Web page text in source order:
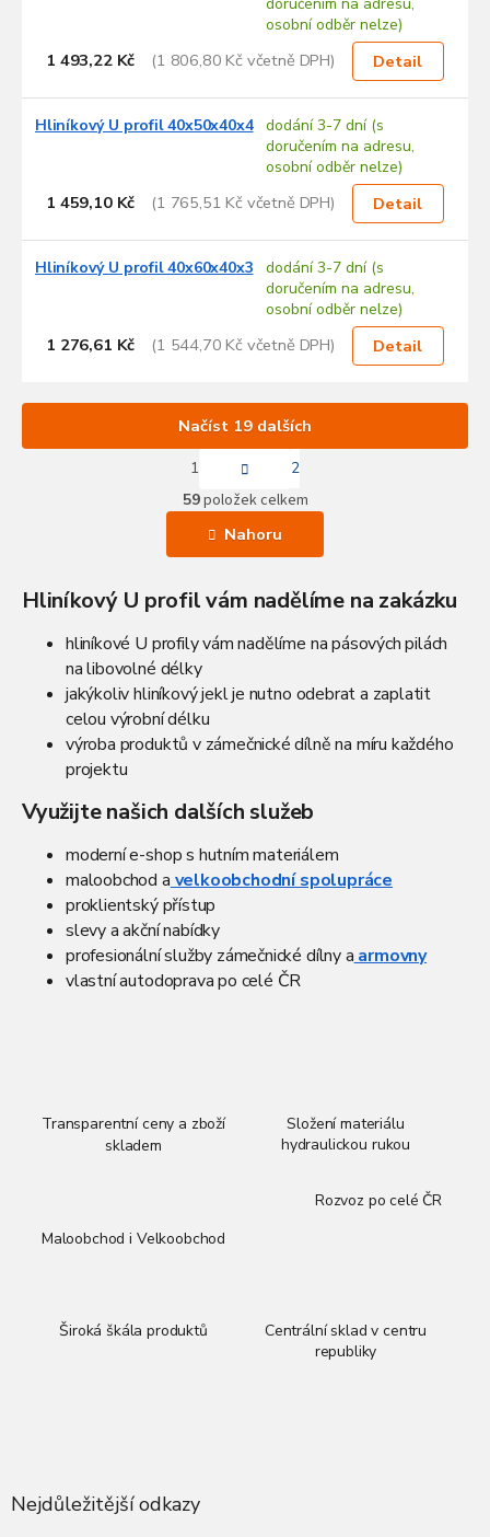
osobní odběr nelze)
1 493,22 Kč (1 806,80 Kč včetně DPH) Detail
Hliníkový U profil 40x50x40x4
dodání 3-7 dní (s
doručením na adresu,
osobní odběr nelze)
1 459,10 Kč (1 765,51 Kč včetně DPH) Detail
Hliníkový U profil 40x60x40x3
dodání 3-7 dní (s
doručením na adresu,
osobní odběr nelze)
1 276,61 Kč (1 544,70 Kč včetně DPH) Detail
O
v
l
á
a
c
í
p
v
y
v
i
u
Načíst 19 dalších
S
t
r
á
n
k
á
í
1
2
59položek celkem
Nahoru
Hliníkový U profil vám nadělíme na zakázku
hliníkové U profily vám nadělíme na pásových pilách
na libovolné délky
jakýkoliv hliníkový jekl je nutno odebrat a zaplatit
celou výrobní délku
výroba produktů v zámečnické dílně na míru každého
projektu
Využijte našich dalších služeb
moderní e-shop s hutním materiálem
maloobchod a velkoobchodní spolupráce
proklientský přístup
slevy a akční nabídky
profesionální služby zámečnické dílny a armovny
vlastní autodopravapo celé ČR
Transparentní ceny a zboží
skladem
Složení materiálu
hydraulickou rukou
Maloobchod i Velkoobchod
Rozvoz po celé ČR
Široká škála produktů
Centrální sklad v centru
republiky
Nejdůležitější odkazy